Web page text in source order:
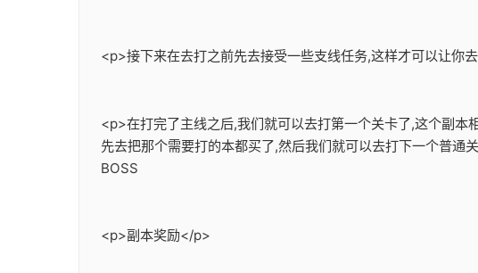
<p>接下来在去打之前先去接受一些支线任务,这样才可以让你
<p>在打完了主线之后,我们就可以去打第一个关卡了,这个副
先去把那个需要打的本都买了,然后我们就可以去打下一个普通
BOSS
<p>副本奖励</p>